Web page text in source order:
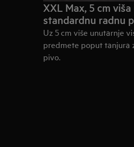
XXL Max, 5 cm
standardnu radnu
Uz 5 cm više unutarnje
predmete poput tanjura
pivo.